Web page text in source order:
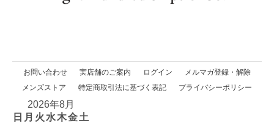
お問い合わせ 実店舗のご案内 ログイン
メルマガ登録・解除
メンズストア
特定商取引法に基づく表記 プライバシーポリシー
2026年8月
日 月 火 水木金土